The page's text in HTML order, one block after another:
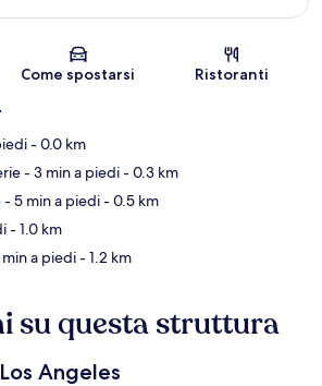
Mappa
Come spostarsi Ristoranti
- 0.0 km
- 3 min a piedi- 0.3 km
- 5 min a piedi- 0.5 km
- 1.0 km
min a piedi- 1.2 km
su questa struttura
Angeles